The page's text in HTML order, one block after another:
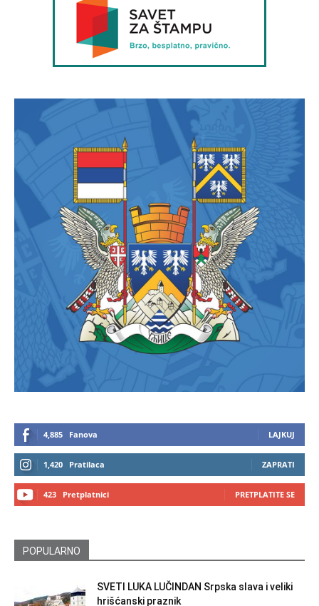
4,885 Fanova LAJKUJ
1,420 Pratilaca ZAPRATI
423 Pretplatnici PRETPLATITE SE
POPULARNO
SVETI LUKA LUČINDAN Srpska slava i veliki
hrišćanski praznik